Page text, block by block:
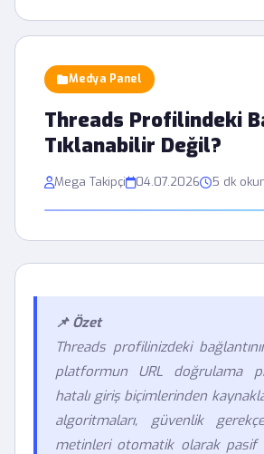
Medya Panel
Threads Profilindeki
Tıklanabilir Değil?
Mega Takipçi 04.07.2026 5 dk
📌 Özet
Threads profilinizdeki
platformun URL doğrulama
hatalı giriş biçimlerinden
algoritmaları, güvenlik
metinleri otomatik olarak pasif